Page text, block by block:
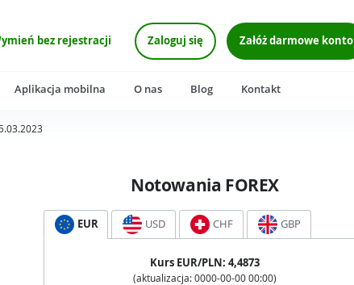
bez rejestracji Zaloguj się Załóż darmowe konto
Aplikacja mobilna O nas Blog Kontakt
Notowania FOREX
EUR USD CHF GBP
Kurs EUR/PLN: 4,4873
(aktualizacja: 0000-00-00 00:00)